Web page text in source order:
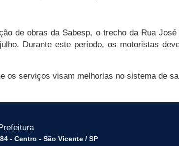
de obras da Sabesp, o trecho da Rua
Durante este período, os motoristas
os serviços visam melhorias no sistema de
- Centro - São Vicente / SP